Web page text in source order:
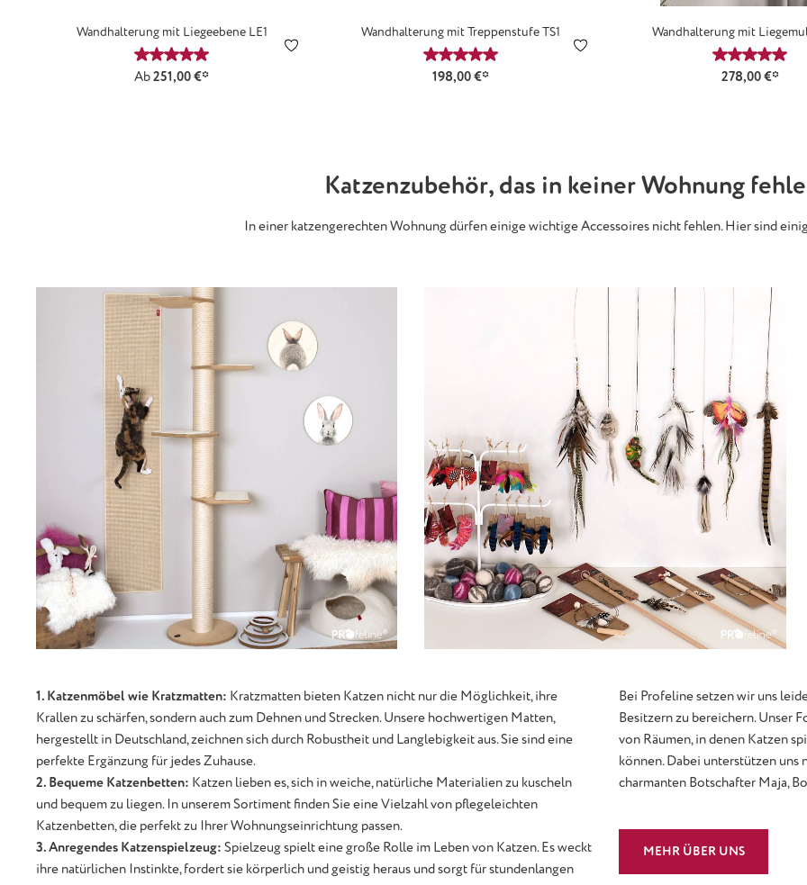
Wandhalterung mit Liegeebene LE1
Durchschnittliche Bewertung von 5 von 5 Sternen
Ab251,00 €*
Wandhalterung mit Treppenstufe TS1
Durchschnittliche Bewertung von 5 von 5 Sternen
198,00 €*
Wandhalterung mit
278,00 €*
Katzenzubehör, das in keiner Wohnung
In einer katzengerechten Wohnung dürfen einige wichtige Accessoires nicht fehlen. Hier sind
1. Katzenmöbel wie Kratzmatten: Kratzmatten bieten Katzen nicht nur die Möglichkeit, ihre
Krallen zu schärfen, sondern auch zum Dehnen und Strecken. Unsere hochwertigen Matten,
hergestellt in Deutschland, zeichnen sich durch Robustheit und Langlebigkeit aus. Sie sind eine
perfekte Ergänzung für jedes Zuhause.
2. Bequeme Katzenbetten: Katzen lieben es, sich in weiche, natürliche Materialien zu kuscheln
und bequem zu liegen. In unserem Sortiment finden Sie eine Vielzahl von pflegeleichten
Katzenbetten, die perfekt zu Ihrer Wohnungseinrichtung passen.
3. Anregendes Katzenspielzeug: Spielzeug spielt eine große Rolle im Leben von Katzen. Es weckt
ihre natürlichen Instinkte, fordert sie körperlich und geistig heraus und sorgt für stundenlangen
Bei Profeline setzen wir uns
Besitzern zu bereichern. Unser
von Räumen, in denen Katzen
können. Dabei unterstützen uns
charmanten Botschafter Maja,
MEHR ÜBER UNS